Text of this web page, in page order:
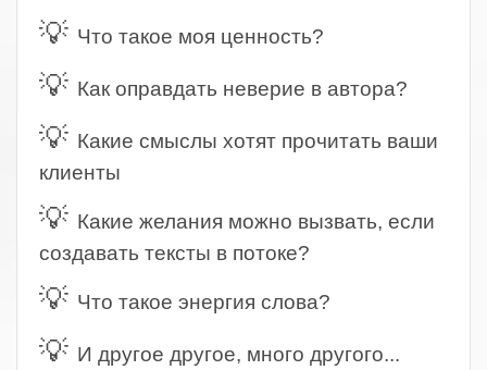
💡 Что такое моя ценность?
💡 Как оправдать неверие в автора?
💡 Какие смыслы хотят прочитать ваши
клиенты
💡 Какие желания можно вызвать, если
создавать тексты в потоке?
💡 Что такое энергия слова?
💡 И другое другое, много другого...